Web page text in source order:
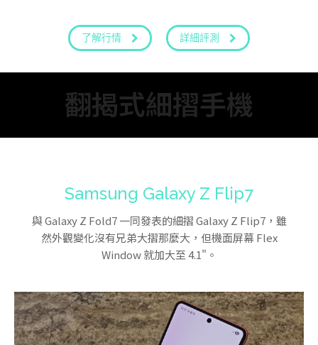
了解行情 詳細評測
翻揭式細摺手機
Samsung Galaxy Z Flip7
與 Galaxy Z Fold7 一同發表的細摺 Galaxy Z Flip7，雖
然外觀變化沒有兄弟大摺那麼大，但機面屏幕 Flex
Window 就加大至 4.1"。